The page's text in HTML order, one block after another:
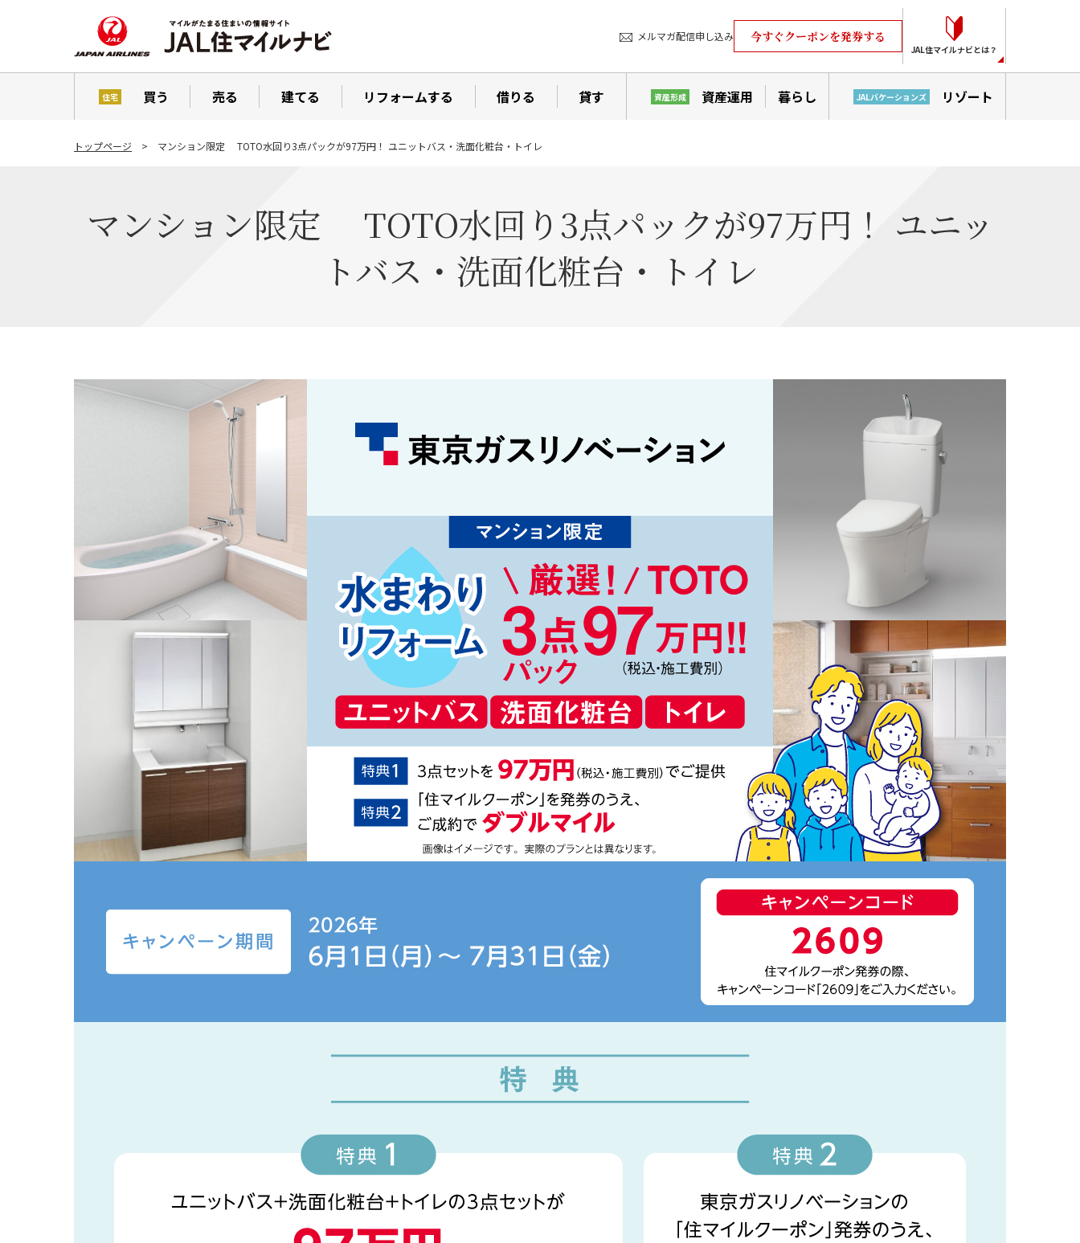
メルマガ配信申し込み 今すぐクーポンを発券する
JAL住マイルナビとは？
住宅 買う 売る 建てる リフォームする 借りる 貸す 資産形成 資産運用 暮らし JALバケーションズ リゾート
トップページ マンション限定 TOTO水回り3点パックが97万円！ ユニットバス・洗面化粧台・トイレ
マンション限定 TOTO水回り3点パックが97万円！ ユニッ
トバス・洗面化粧台・トイレ